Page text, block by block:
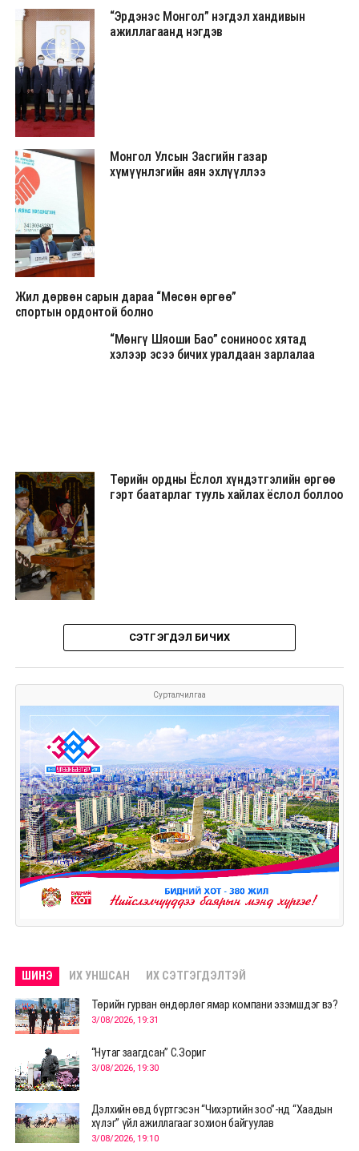
“Эрдэнэс Монгол” нэгдэл хандивын
ажиллагаанд нэгдэв
Монгол Улсын Засгийн газар
хүмүүнлэгийн аян эхлүүллээ
Жил дөрвөн сарын дараа “Мөсөн өргөө”
спортын ордонтой болно
“Мөнгү Шяоши Бао” сониноос хятад
хэлээр эсээ бичих уралдаан зарлалаа
Төрийн ордны Ёслол хүндэтгэлийн өргөө
гэрт баатарлаг тууль хайлах ёслол боллоо
СЭТГЭГДЭЛ БИЧИХ
Сурталчилгаа
ШИНЭ ИХ УНШСАН ИХ СЭТГЭГДЭЛТЭЙ
Төрийн гурван өндөрлөг ямар компани эзэмшдэг вэ?
3/08/2026, 19:31
“Нутаг заагдсан” С.Зориг
3/08/2026, 19:30
Дэлхийн өвд бүртгэсэн “Чихэртийн зоо”-нд “Хаадын
хүлэг” үйл ажиллагааг зохион байгуулав
3/08/2026, 19:10